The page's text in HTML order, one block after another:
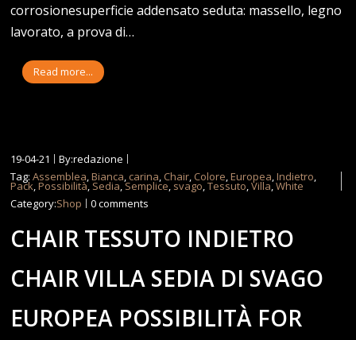
corrosionesuperficie addensato seduta: massello, legno
lavorato, a prova di…
Read more...
19-04-21
By:redazione
Tag:Assemblea,Bianca, carina, Chair, Colore,Europea,Indietro,
Pack,Possibilità, Sedia,Semplice, svago,Tessuto,Villa,White
Category:Shop 0 comments
CHAIR TESSUTO INDIETRO
CHAIR VILLA SEDIA DI SVAGO
EUROPEA POSSIBILITÀ FOR